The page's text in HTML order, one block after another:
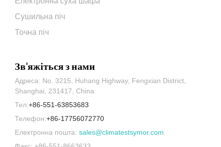
Сушильна піч
Точна піч
Зв'яжіться з нами
Адреса: No. 3215, Huhang Highway, Fengxian District,
Shanghai, 231417, China
Тел:+86-551-63853683
Телефон:+86-17756072770
Електронна пошта: sales@climatestsymor.com